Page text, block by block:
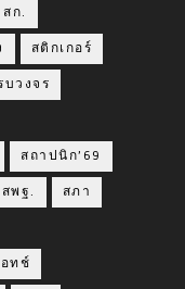
สก.
สติกเกอร์
บวงจร
สถาปนิก’69
สพฐ. สภา
ทช์